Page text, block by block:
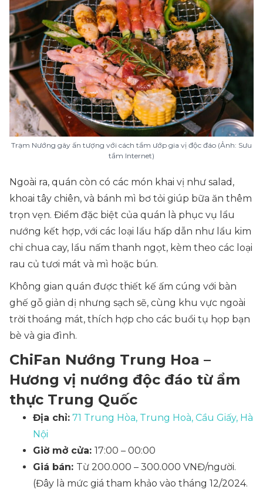
Trạm Nướng gây ấn tượng với cách tẩm ướp gia vị độc đáo (Ảnh: Sưu
tầm Internet)
Ngoài ra, quán còn có các món khai vị như salad,
khoai tây chiên, và bánh mì bơ tỏi giúp bữa ăn thêm
trọn vẹn. Điểm đặc biệt của quán là phục vụ lẩu
nướng kết hợp, với các loại lẩu hấp dẫn như lẩu kim
chi chua cay, lẩu nấm thanh ngọt, kèm theo các loại
rau củ tươi mát và mì hoặc bún.
Không gian quán được thiết kế ấm cúng với bàn
ghế gỗ giản dị nhưng sạch sẽ, cùng khu vực ngoài
trời thoáng mát, thích hợp cho các buổi tụ họp bạn
bè và gia đình.
ChiFan Nướng Trung Hoa –
Hương vị nướng độc đáo từ ẩm
thực Trung Quốc
Địa chỉ: 71 Trung Hòa, Trung Hoà, Cầu Giấy, Hà
Nội
Giờ mở cửa: 17:00 – 00:00
Giá bán: Từ 200.000 – 300.000 VNĐ/người.
(Đây là mức giá tham khảo vào tháng 12/2024.